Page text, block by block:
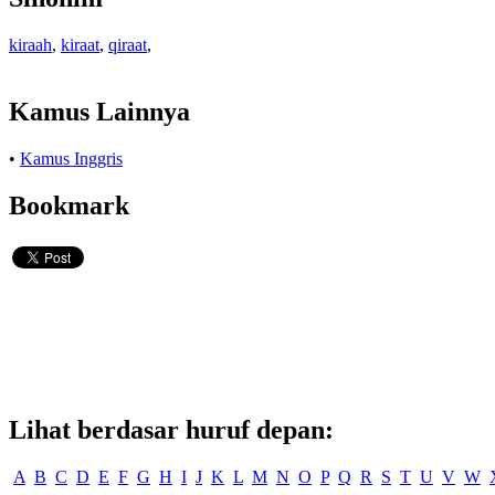
kiraah, kiraat, qiraat,
Kamus Lainnya
• Kamus Inggris
Bookmark
Lihat berdasar huruf depan:
A B C D E F G H I J K L M N O P Q R S T U V W